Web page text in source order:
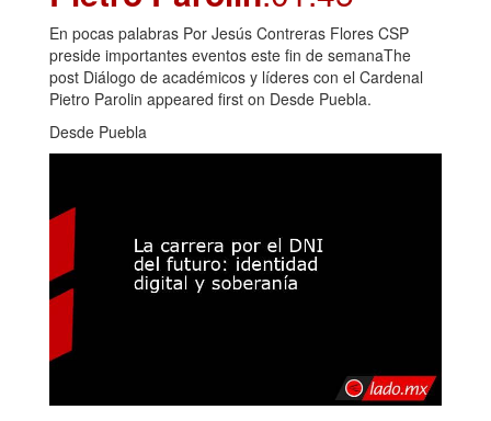
En pocas palabras Por Jesús Contreras Flores CSP
preside importantes eventos este fin de semanaThe
post Diálogo de académicos y líderes con el Cardenal
Pietro Parolin appeared first on Desde Puebla.
Desde Puebla